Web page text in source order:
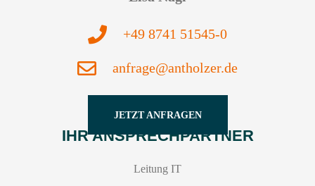
+49 8741 51545-0
anfrage@antholzer.de
JETZT ANFRAGEN
IHR ANSPRECHPARTNER
Leitung IT